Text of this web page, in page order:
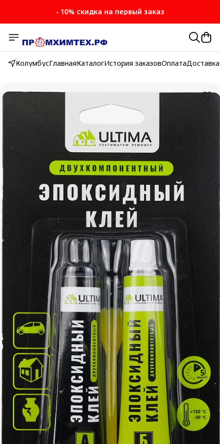
- 10% скидка на первый заказ
КолумбусГлавнаяКаталогИстория заказовОплатаДоставка